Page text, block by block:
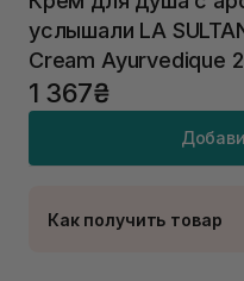
услышали LA
Cream Ayurvedique
1 367₴
Как получить товар